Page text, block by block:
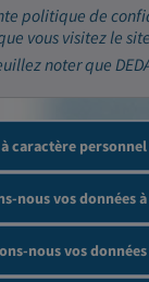
politique de
vous visitez le
noter que
caractère
nous vos données
nous vos